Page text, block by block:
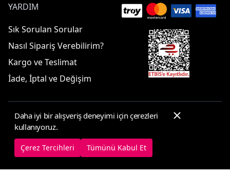
YARDIM
Sık Sorulan Sorular
Nasıl Sipariş Verebilirim?
Kargo ve Teslimat
İade, İptal ve Değişim
© 2025 ElbiseBul -
Çerez Tercihleri Çerez Politikası
Daha iyi bir alışveriş deneyimi için çerezleri
kullanıyoruz.
Çerez Tercihleri Tümünü Kabul Et